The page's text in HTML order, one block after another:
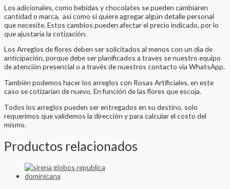
Los adicionales, como bebidas y chocolates se pueden cambiaren
cantidad o marca, asi como si quiere agregar algún detalle personal
que necesite. Estos cambios pueden afectar el precio indicado, por lo
que ajustaría la cotización.
Los Arreglos de flores deben ser solicitados al menos con un día de
anticipación, porque debe ser planificados a traves se nuestro equipo
de atención presencial o a través de nuestros contacto via WhatsApp.
También podemos hacer los arreglos con Rosas Artificiales, en este
caso se cotizarían de nuevo. En función de las flores que escoja.
Todos los arreglos pueden ser entregados en su destino, solo
requerimos que validemos la dirección y para calcular el costo del
mismo.
Productos relacionados